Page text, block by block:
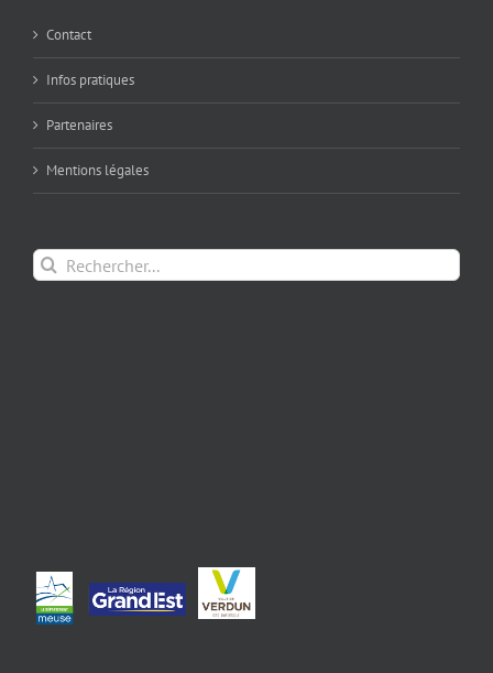
Contact
Infos pratiques
Partenaires
Mentions légales
Rechercher: